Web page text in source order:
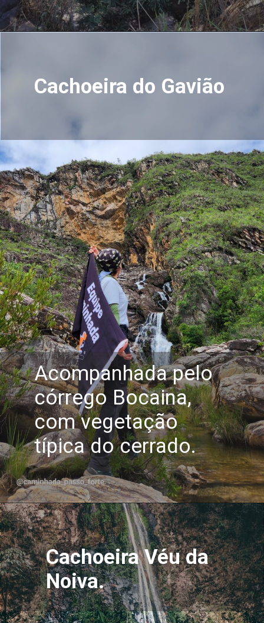
Cachoeira do Gavião
Acompanhada pelo
córrego Bocaina,
com vegetação
típica do cerrado.
Cachoeira Véu da
Noiva.